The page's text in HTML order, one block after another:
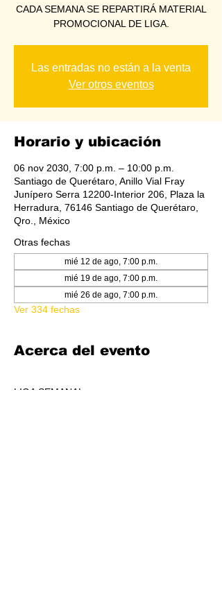
CADA SEMANA SE REPARTIRÁ MATERIAL
PROMOCIONAL DE LIGA.
Las entradas no están a la venta
Ver otros eventos
Horario y ubicación
06 nov 2030, 7:00 p.m. – 10:00 p.m.
Santiago de Querétaro, Anillo Vial Fray
Junípero Serra 12200-Interior 206, Plaza la
Herradura, 76146 Santiago de Querétaro,
Qro., México
Otras fechas
mié 12 de ago, 7:00 p.m.
mié 19 de ago, 7:00 p.m.
mié 26 de ago, 7:00 p.m.
Ver 334 fechas
Acerca del evento
LIGA SEMANAL